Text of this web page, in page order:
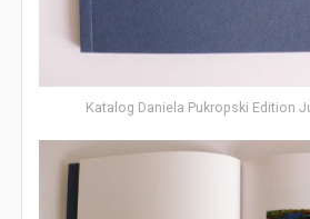
Katalog Daniela Pukropski Edition